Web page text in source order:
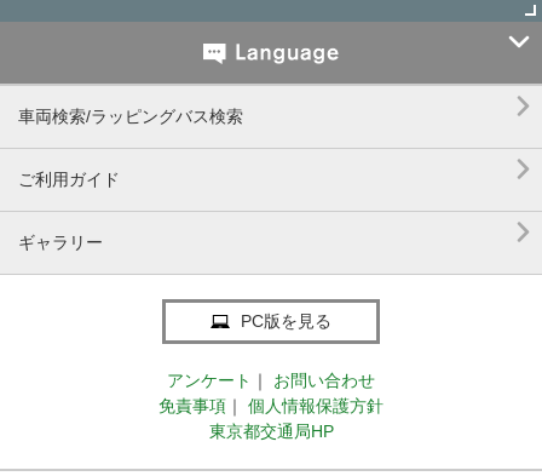

車両検索/ラッピングバス検索 
ご利用ガイド 
ギャラリー 
PC版を見る
アンケート ｜
お問い合わせ
免責事項 ｜
個人情報保護方針
東京都交通局HP